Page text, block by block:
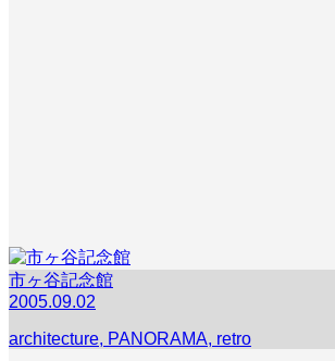
市ヶ谷記念館
2005.09.02
architecture, PANORAMA, retro